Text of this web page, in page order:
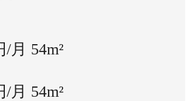
/月 54m²
/月 54m²